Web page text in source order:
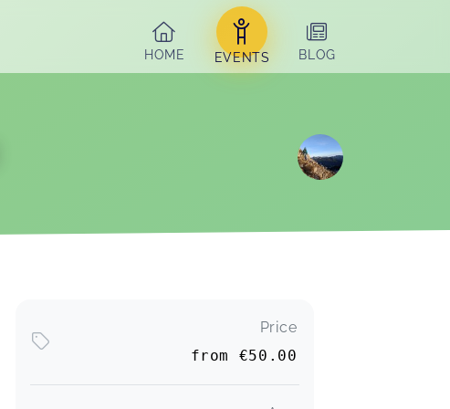
HOME
EVENTS BLOG
Price
from €50.00